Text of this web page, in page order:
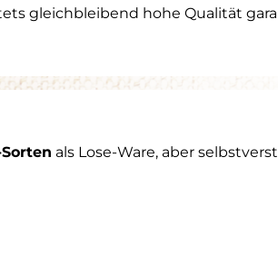
gleichbleibend hohe Qualität
als Lose-Ware, aber
neue Broschürezeigt kompakt
Kolostrumversorgung
Broschüre ansehen!